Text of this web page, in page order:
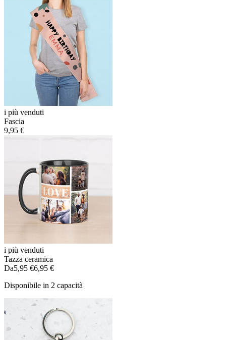
i più venduti
Fascia
9,95 €
i più venduti
Tazza ceramica
Da5,95 €6,95 €
Disponibile in 2 capacità